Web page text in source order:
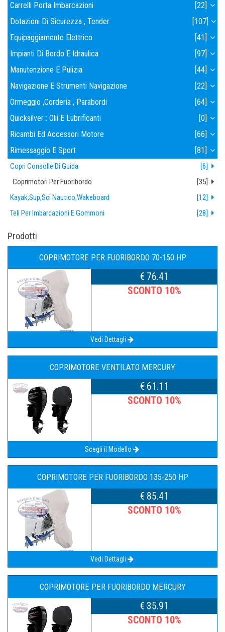
Carrelli Porta Imbarcazioni
[22]
Dotazioni Di Sicurezza , Tender
[107]
Equipaggiamento Elettrico
[41]
Impianti Di Bordo E Idraulica
[97]
Manutenzione E Pulizia
[44]
Navigazione E Strumenti Navigazione
[22]
Ormeggio ,corderia , Parabordi
[64]
Quicksilver : Olii E Lubrificanti
[0]
Ricambi Ed Accessori Motore
[66]
Rimessaggio E Sport
[81]
Copri Consolle Di Guida
[6]
Coprimotori Per Fuoribordo
[35]
Kayak,sup,sci Nautico,wakeboard
[12]
Teli Per Imbarcazioni E Gommoni
[28]
Prodotti
COPRIMOTORE PER FUORIBORDO 70-150 HP
€ 76.41
Vedi Dettagli
SCONTO 10%
COPRIMOTORE VENTILATO MERCURY
€ 61.11
Scegli il Modello
SCONTO 10%
COPRIMOTORE PER FUORIBORDO 135-250 HP
€ 85.41
Vedi Dettagli
SCONTO 10%
COPRIMOTORE PER FUORIBORDO MERCURY
€ 35.91
SCONTO 10%